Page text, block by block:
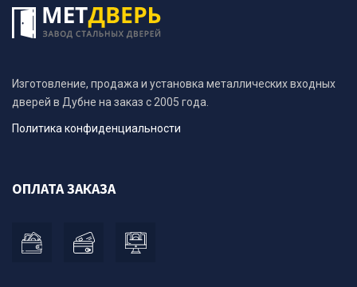
Изготовление, продажа и установка металлических входных
дверей в Дубне на заказ с 2005 года.
Политика конфиденциальности
ОПЛАТА ЗАКАЗА